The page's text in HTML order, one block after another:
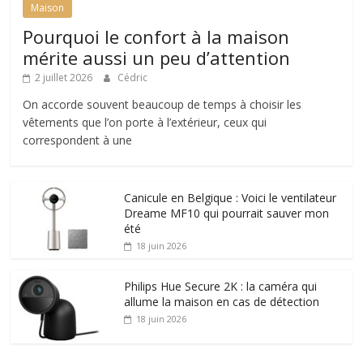
Maison
Pourquoi le confort à la maison
mérite aussi un peu d’attention
2 juillet 2026 Cédric
On accorde souvent beaucoup de temps à choisir les
vêtements que l’on porte à l’extérieur, ceux qui
correspondent à une
Canicule en Belgique : Voici le ventilateur
Dreame MF10 qui pourrait sauver mon
été
18 juin 2026
Philips Hue Secure 2K : la caméra qui
allume la maison en cas de détection
18 juin 2026